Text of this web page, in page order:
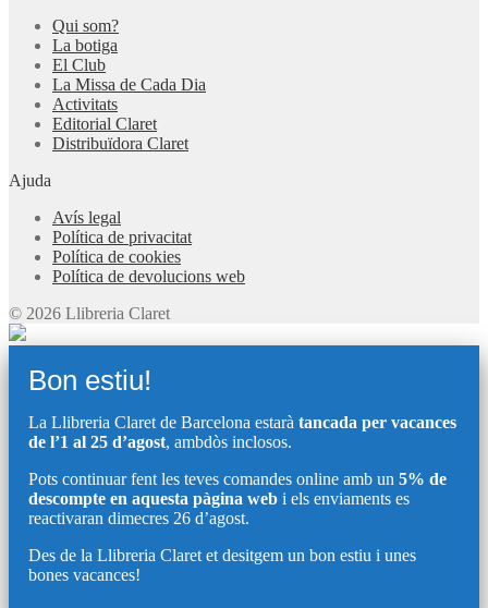
Qui som?
La botiga
El Club
La Missa de Cada Dia
Activitats
Editorial Claret
Distribuïdora Claret
Ajuda
Avís legal
Política de privacitat
Política de cookies
Política de devolucions web
© 2026 Llibreria Claret
Bon estiu!
La Llibreria Claret de Barcelona estarà tancada per vacances
de l’1 al 25 d’agost, ambdòs inclosos.
Pots continuar fent les teves comandes online amb un 5% de
descompte en aquesta pàgina web i els enviaments es
reactivaran dimecres 26 d’agost.
Des de la Llibreria Claret et desitgem un bon estiu i unes
bones vacances!